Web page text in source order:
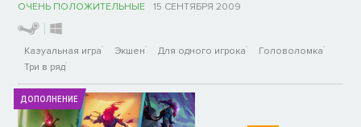
ОЧЕНЬ ПОЛОЖИТЕЛЬНЫЕ 15 СЕНТЯБРЯ 2009
Казуальная игра Экшен Для одного игрока
Головоломка
Три в ряд
ДОПОЛНЕНИЕ